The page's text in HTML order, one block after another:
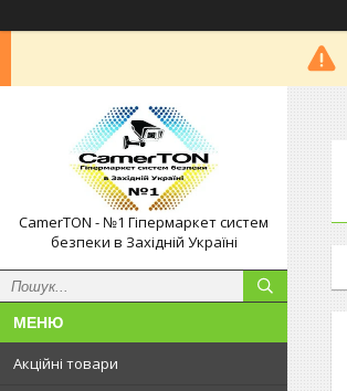
CamerTON - №1 Гіпермаркет систем
безпеки в Західній Україні
Акційні товари